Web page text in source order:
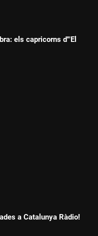
els capricorns d'"El
a Catalunya Ràdio!